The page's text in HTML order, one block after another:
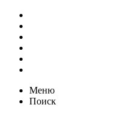
Меню
Поиск